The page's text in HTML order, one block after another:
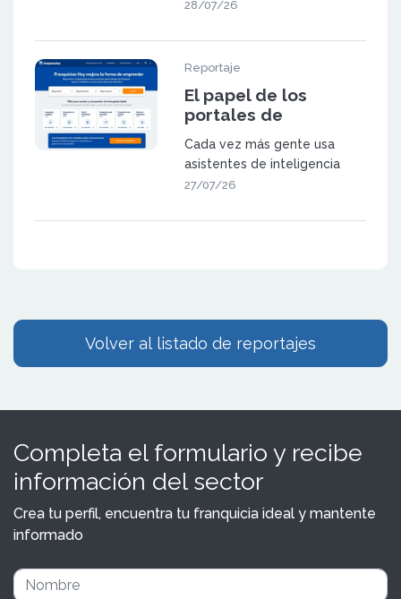
NEXES Pilates & Movement
28/07/26
Reportaje
El papel de los
portales de
franquicia en la
búsqueda
generativa
Cada vez más gente usa
asistentes de inteligencia
artificial (como ChatGPT,
27/07/26
Volver al listado de reportajes
Completa el formulario y recibe
información del sector
Crea tu perfil, encuentra tu franquicia ideal y mantente
informado